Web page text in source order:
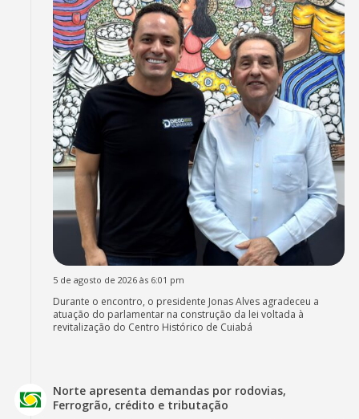
5 de agosto de 2026 às 6:01 pm
Durante o encontro, o presidente Jonas Alves agradeceu a
atuação do parlamentar na construção da lei voltada à
revitalização do Centro Histórico de Cuiabá
Norte apresenta demandas por rodovias,
Ferrogrão, crédito e tributação